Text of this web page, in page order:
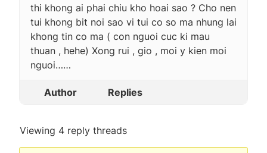
thi khong ai phai chiu kho hoai sao ? Cho nen
tui khong bit noi sao vi tui co so ma nhung lai
khong tin co ma ( con nguoi cuc ki mau
thuan , hehe) Xong rui , gio , moi y kien moi
nguoi……
Author Replies
Viewing 4 reply threads